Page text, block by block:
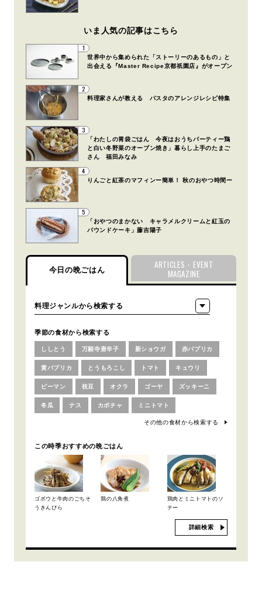
いま人気の記事はこちら
1
世界中から集められた「ストーリーのあるもの」と
出会える『Master Recipe京都祇園店』がオープン
2
料理家さんが教える パスタのアレンジレシピ特集
3
「わたしの胃袋ごはん 今夜はおうちパーティー鶏
と白い冬野菜のオーブン焼き」暮らし上手のたまご
さん 福田みなみ
4
りんごと紅茶のマフィンー簡単！ 秋のおやつ時間ー
5
「おやつのまかない キャラメルクリームと紅玉の
パウンドケーキ」藤吉陽子
今日の晩ごはん
ARTICLES・EVENT
MAGAZINE
季節の食材から検索する
ししとう 万願寺唐辛子 新ショウガ 赤パプリカ
黄パプリカ とうもろこし トマト キュウリ
ピーマン 枝豆 オクラ ゴーヤ ズッキーニ
冬瓜 ナス カボチャ ミニトマト
その他の食材から検索する
この時季おすすめの晩ごはん
ゴボウと牛肉のごちそ
うきんぴら
鶏の八角煮
鶏肉とミニトマトのソ
テー
詳細検索